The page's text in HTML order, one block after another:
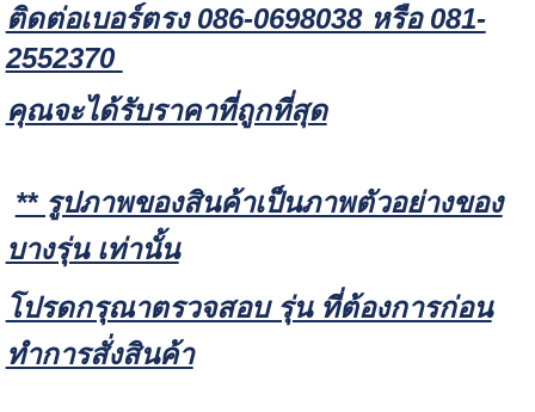
ติดต่อเบอร์ตรง 086-0698038 หรือ 081-
2552370
คุณจะได้รับราคาที่ถูกที่สุด
** รูปภาพของสินค้าเป็นภาพตัวอย่างของ
บางรุ่น เท่านั้น
โปรดกรุณาตรวจสอบ รุ่น ที่ต้องการก่อน
ทำการสั่งสินค้า